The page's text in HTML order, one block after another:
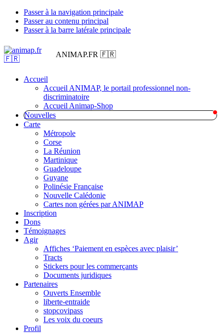
Passer à la navigation principale
Passer au contenu principal
Passer à la barre latérale principale
ANIMAP.FR 🇫🇷
Accueil
Accueil ANIMAP, le portail professionnel non-
discriminatoire
Accueil Animap-Shop
Nouvelles
Carte
Métropole
Corse
La Réunion
Martinique
Guadeloupe
Guyane
Polinésie Française
Nouvelle Calédonie
Cartes non gérées par ANIMAP
Inscription
Dons
Témoignages
Agir
Affiches ‘Paiement en espèces avec plaisir’
Tracts
Stickers pour les commerçants
Documents juridiques
Partenaires
Ouverts Ensemble
liberte-entraide
stopcovipass
Les voix du coeurs
Profil